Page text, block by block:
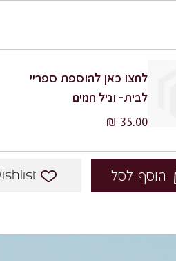
לחצו כאן להוספת ספריי
לבית- וניל חמים
35.00 ₪
הוסף לסל